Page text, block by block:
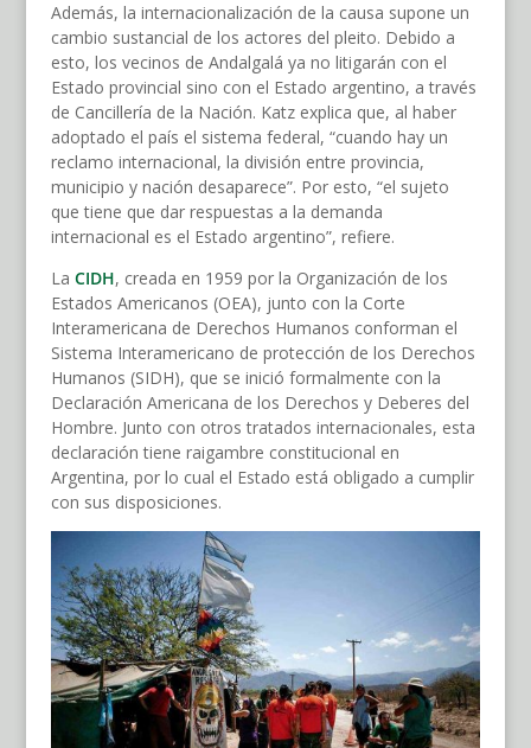
Además, la internacionalización de la causa supone un
cambio sustancial de los actores del pleito. Debido a
esto, los vecinos de Andalgalá ya no litigarán con el
Estado provincial sino con el Estado argentino, a través
de Cancillería de la Nación. Katz explica que, al haber
adoptado el país el sistema federal, “cuando hay un
reclamo internacional, la división entre provincia,
municipio y nación desaparece”. Por esto, “el sujeto
que tiene que dar respuestas a la demanda
internacional es el Estado argentino”, refiere.
La CIDH, creada en 1959 por la Organización de los
Estados Americanos (OEA), junto con la Corte
Interamericana de Derechos Humanos conforman el
Sistema Interamericano de protección de los Derechos
Humanos (SIDH), que se inició formalmente con la
Declaración Americana de los Derechos y Deberes del
Hombre. Junto con otros tratados internacionales, esta
declaración tiene raigambre constitucional en
Argentina, por lo cual el Estado está obligado a cumplir
con sus disposiciones.